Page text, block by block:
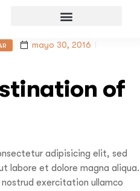
mayo 30, 2016
of
adipisicing elit, sed
labore et dolore magna aliqua.
exercitation ullamco